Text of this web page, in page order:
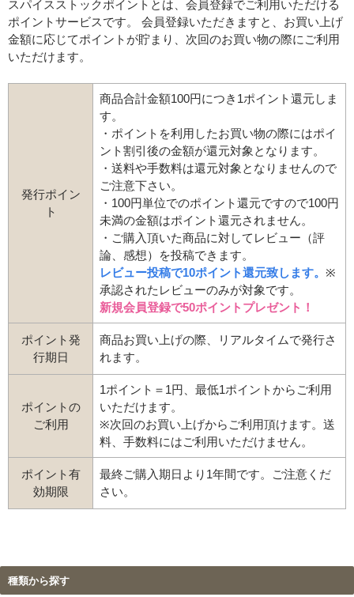
スパイスストックポイントとは、会員登録でご利用いただける
ポイントサービスです。 会員登録いただきますと、お買い上げ
金額に応じてポイントが貯まり、次回のお買い物の際にご利用
いただけます。
発行ポイン
ト
商品合計金額100円につき1ポイント還元しま
す。
・ポイントを利用したお買い物の際にはポイ
ント割引後の金額が還元対象となります。
・送料や手数料は還元対象となりませんので
ご注意下さい。
・100円単位でのポイント還元ですので100円
未満の金額はポイント還元されません。
・ご購入頂いた商品に対してレビュー（評
論、感想）を投稿できます。
レビュー投稿で10ポイント還元致します。 ※
承認されたレビューのみが対象です。
新規会員登録で50ポイントプレゼント！
ポイント発
行期日
商品お買い上げの際、リアルタイムで発行さ
れます。
ポイントの
ご利用
1ポイント＝1円、最低1ポイントからご利用
いただけます。
※次回のお買い上げからご利用頂けます。送
料、手数料にはご利用いただけません。
ポイント有
効期限
最終ご購入期日より1年間です。ご注意くだ
さい。
種類から探す